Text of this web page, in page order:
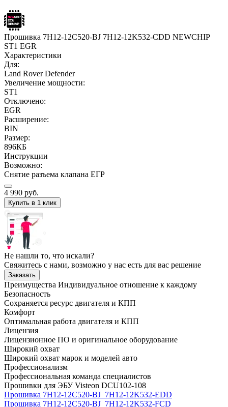
Прошивка 7H12-12C520-BJ 7H12-12K532-CDD NEWCHIP
ST1 EGR
Характеристики
Для:
Land Rover Defender
Увеличение мощности:
ST1
Отключено:
EGR
Расширение:
BIN
Размер:
896КБ
Инструкции
Возможно:
Снятие разъема клапана ЕГР
4 990 руб.
Купить в 1 клик
Не нашли то, что искали?
Свяжитесь с нами, возможно у нас есть для вас решение
Заказать
Преимущества Индивидуальное отношение к каждому
Безопасность
Сохраняется ресурс двигателя и КПП
Комфорт
Оптимальная работа двигателя и КПП
Лицензия
Лицензионное ПО и оригинальное оборудование
Широкий охват
Широкий охват марок и моделей авто
Профессионализм
Профессиональная команда специалистов
Прошивки для ЭБУ Visteon DCU102-108
Прошивка 7H12-12C520-BJ_7H12-12K532-EDD
Прошивка 7H12-12C520-BJ_7H12-12K532-FCD